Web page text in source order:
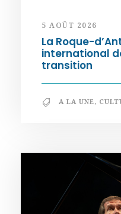
5 AOÛT 2026
La Roque-
international
transition
A LA UNE,